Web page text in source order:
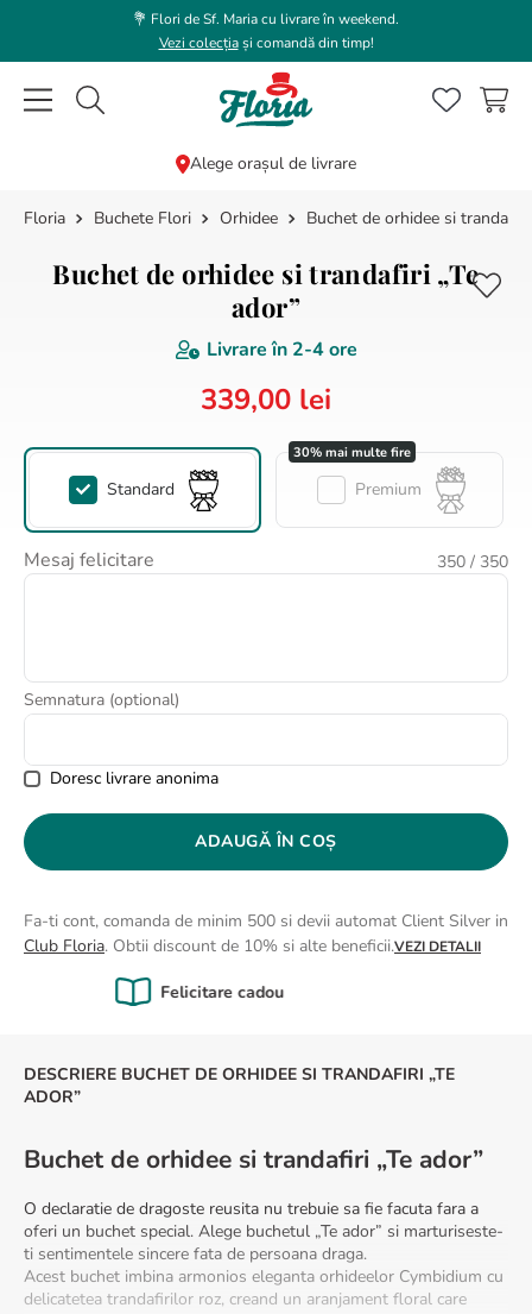
💐 Flori de Sf. Maria cu livrare în weekend.
Vezi colecțiași comandă din timp!
Caută flori, plante, cadouri...
Alege orașul de livrare
Buchete Flori Orhidee Buchet de orhidee si trandafiri
Buchet de orhidee si trandafiri „Te
ador”
Livrare în 2-4 ore
339,00 lei
Standard Premium
Mesaj felicitare 350 / 350
Semnatura (optional)
Doresc livrare anonima
ADAUGĂ ÎN COȘ
Fa-ti cont, comanda de minim 500 si devii automat Client Silver in
Club Floria. Obtii discount de 10% si alte beneficii.VEZI DETALII
Calitate Garantată
DESCRIERE BUCHET DE ORHIDEE SI TRANDAFIRI „TE
ADOR”
Buchet de orhidee si trandafiri „Te ador”
O declaratie de dragoste reusita nu trebuie sa fie facuta fara a
oferi un buchet special. Alege buchetul „Te ador” si marturiseste-
ti sentimentele sincere fata de persoana draga.
Acest buchet imbina armonios eleganta orhideelor Cymbidium cu
delicatetea trandafirilor roz, creand un aranjament floral care
CĂUTĂRI POPULARE
6
buchet trandafiri
8 .
buchet crini